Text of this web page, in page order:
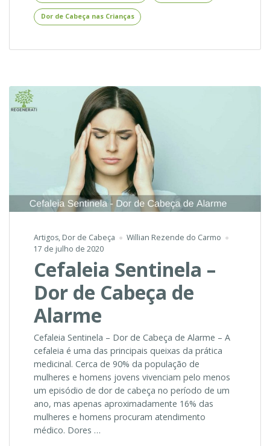
Cabeça
nas
Dor de Cabeça nas Crianças
Artigos, Dor de Cabeça
Willian Rezende do Carmo
17 de julho de 2020
Cefaleia Sentinela –
Dor de Cabeça de
Alarme
Cefaleia Sentinela – Dor de Cabeça de Alarme – A
cefaleia é uma das principais queixas da prática
medicinal. Cerca de 90% da população de
mulheres e homens jovens vivenciam pelo menos
um episódio de dor de cabeça no período de um
ano, mas apenas aproximadamente 16% das
mulheres e homens procuram atendimento
médico. Dores …